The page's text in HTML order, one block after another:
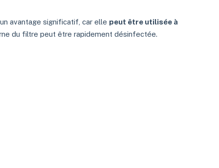
avantage significatif, car elle peut être utilisée à
du filtre peut être rapidement désinfectée.